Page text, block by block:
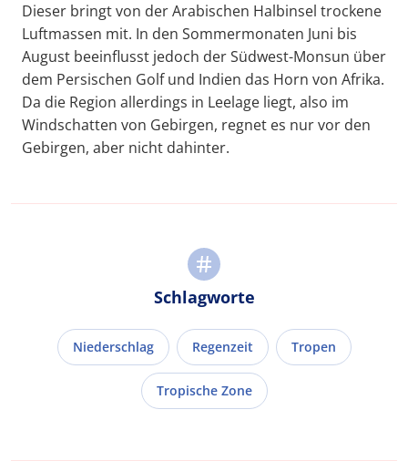
Dieser bringt von der Arabischen Halbinsel trockene
Luftmassen mit. In den Sommermonaten Juni bis
August beeinflusst jedoch der Südwest-Monsun über
dem Persischen Golf und Indien das Horn von Afrika.
Da die Region allerdings in Leelage liegt, also im
Windschatten von Gebirgen, regnet es nur vor den
Gebirgen, aber nicht dahinter.
Schlagworte
Niederschlag Regenzeit Tropen
Tropische Zone